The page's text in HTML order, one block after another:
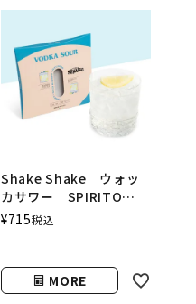
Shake Shake ウォッ
カサワー SPIRITO
COCKTAILS（シェイク
¥715税込
MORE